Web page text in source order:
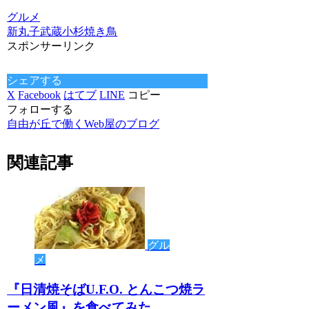
グルメ
新丸子武蔵小杉焼き鳥
スポンサーリンク
シェアする
X Facebook はてブ LINE コピー
フォローする
自由が丘で働くWeb屋のブログ
関連記事
グル
メ
『日清焼そばU.F.O. とんこつ焼ラ